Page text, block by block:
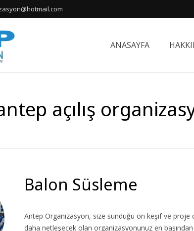
ANASAYFA
açılış
Balon Süsleme
Antep Organizasyon, size sunduğu ön keşif ve proje
daha netleşecek olan organizasyonunuz en